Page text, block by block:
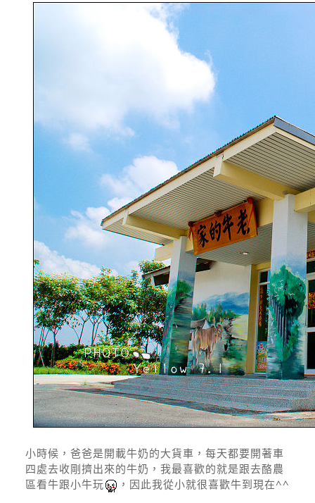
小時候，爸爸是開載牛奶的大貨車，每天都要開著車
四處去收剛擠出來的牛奶，我最喜歡的就是跟去酪農
區看牛跟小牛玩
，因此我從小就很喜歡牛到現在^^